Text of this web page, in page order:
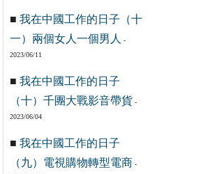
■ 我在中國工作的日子（十
一）兩個女人一個男人
-
2023/06/11
■ 我在中國工作的日子
（十）千團大戰影音帶貨 -
2023/06/04
■ 我在中國工作的日子
（九）電視購物轉型電商 -